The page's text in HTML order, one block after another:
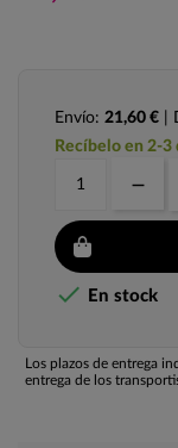
Envío: 21,60 € |
Recíbelo en 2-3
 En stock
Los plazos de entrega
entrega de los